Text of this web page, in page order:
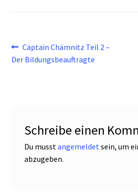
Beitragsnavigation
Vorheriger
Beitrag:
Cäptain Chämnitz Teil 2 –
Der Bildungsbeauftragte
Schreibe einen
Du musst angemeldet sein, um
abzugeben.